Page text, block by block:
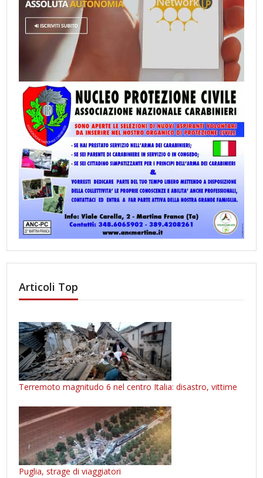
Articoli Top
Terremoto magnitudo 6 nel centro Italia: disastro, vittime
Puglia, strage di viaggiatori